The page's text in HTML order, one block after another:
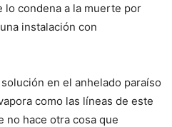
lo condena a la muerte por
instalación con
en el anhelado paraíso
como las líneas de este
no hace otra cosa que